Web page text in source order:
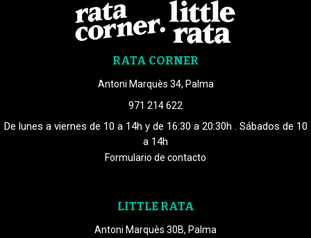
RATA CORNER
Antoni Marquès 34, Palma
971 214 622
De lunes a viernes de 10 a 14h y de 16:30 a 20:30h . Sábados de 10
a 14h
Formulario de contacto
LITTLE RATA
Antoni Marquès 30B, Palma